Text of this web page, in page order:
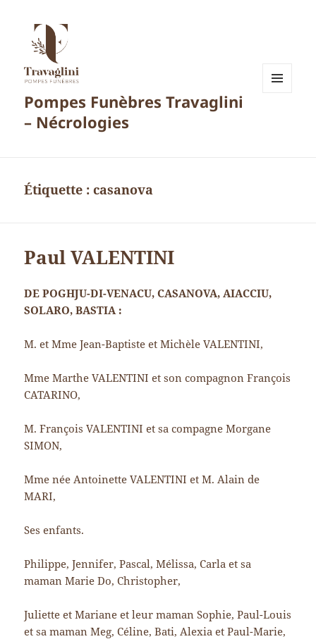
Pompes Funèbres Travaglini
– Nécrologies
Étiquette :casanova
Paul VALENTINI
DE POGHJU-DI-VENACU, CASANOVA, AIACCIU,
SOLARO, BASTIA :
M. et Mme Jean-Baptiste et Michèle VALENTINI,
Mme Marthe VALENTINI et son compagnon François
CATARINO,
M. François VALENTINI et sa compagne Morgane
SIMON,
Mme née Antoinette VALENTINI et M. Alain de
MARI,
Ses enfants.
Philippe, Jennifer, Pascal, Mélissa, Carla et sa
maman Marie Do, Christopher,
Juliette et Mariane et leur maman Sophie, Paul-Louis
et sa maman Meg, Céline, Bati, Alexia et Paul-Marie,